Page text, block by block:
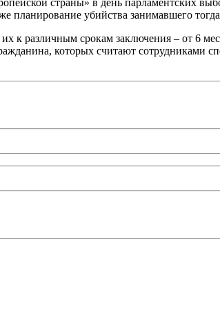
страны» в день парламентских
планирование убийства занимавшего
к различным срокам заключения – от 6
которых считают сотрудниками